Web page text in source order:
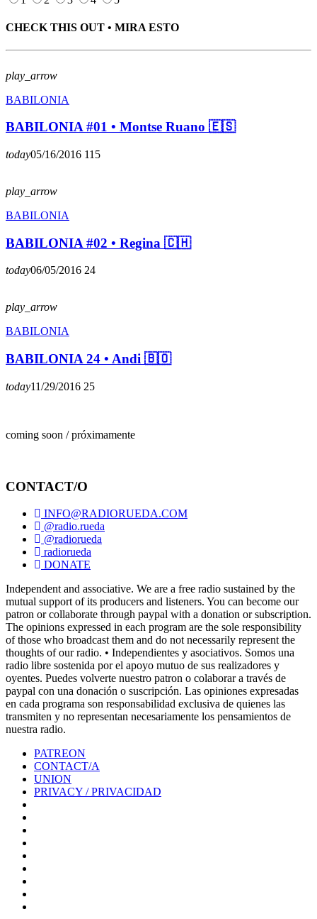
CHECK THIS OUT • MIRA ESTO
play_arrow
BABILONIA
BABILONIA #01 • Montse Ruano 🇪🇸
today05/16/2016 115
play_arrow
BABILONIA
BABILONIA #02 • Regina 🇨🇭
today06/05/2016 24
play_arrow
BABILONIA
BABILONIA 24 • Andi 🇧🇴
today11/29/2016 25
coming soon / próximamente
CONTACT/O
INFO@RADIORUEDA.COM
@radio.rueda
@radiorueda
radiorueda
DONATE
Independent and associative. We are a free radio sustained by the
mutual support of its producers and listeners. You can become our
patron or collaborate through paypal with a donation or subscription.
The opinions expressed in each program are the sole responsibility
of those who broadcast them and do not necessarily represent the
thoughts of our radio. • Independientes y asociativos. Somos una
radio libre sostenida por el apoyo mutuo de sus realizadores y
oyentes. Puedes volverte nuestro patron o colaborar a través de
paypal con una donación o suscripción. Las opiniones expresadas
en cada programa son responsabilidad exclusiva de quienes las
transmiten y no representan necesariamente los pensamientos de
nuestra radio.
PATREON
CONTACT/A
UNION
PRIVACY / PRIVACIDAD